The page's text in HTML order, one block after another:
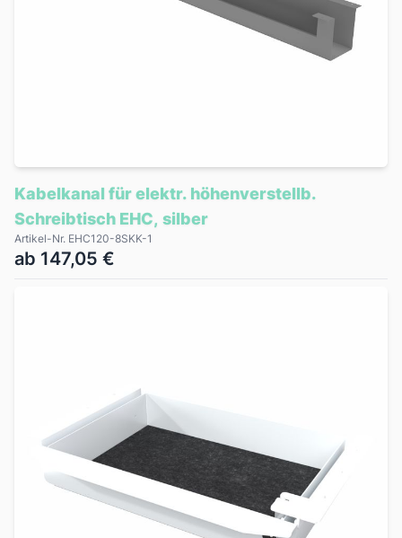
Kabelkanal für elektr. höhenverstellb.
Schreibtisch EHC, silber
Artikel-Nr. EHC120-8SKK-1
ab 147,05 €